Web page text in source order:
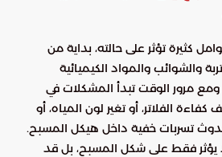
كثيرة تؤثر على حالته، بداية من
والشوائب والمواد الكيميائية
مرور الوقت تبدأ المشكلات في
الفلاتر، أو تغير لون المياه، أو
تسربات خفية داخل هيكل المسبح.
يؤثر فقط على شكل المسبح، بل قد